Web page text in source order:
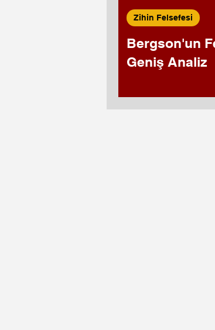
Bergson'un
Geniş Analiz
Zihin Felsefesi